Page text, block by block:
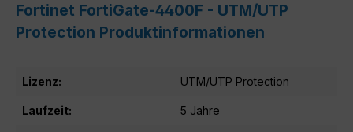
Fortinet FortiGate-4400F - UTM/UTP
Protection Produktinformationen
Lizenz: UTM/UTP Protection
Laufzeit: 5 Jahre